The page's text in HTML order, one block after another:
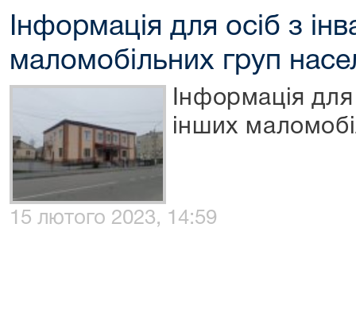
Інформація для осіб з
маломобільних груп
Інформація для
інших
15 лютого 2023, 14:59